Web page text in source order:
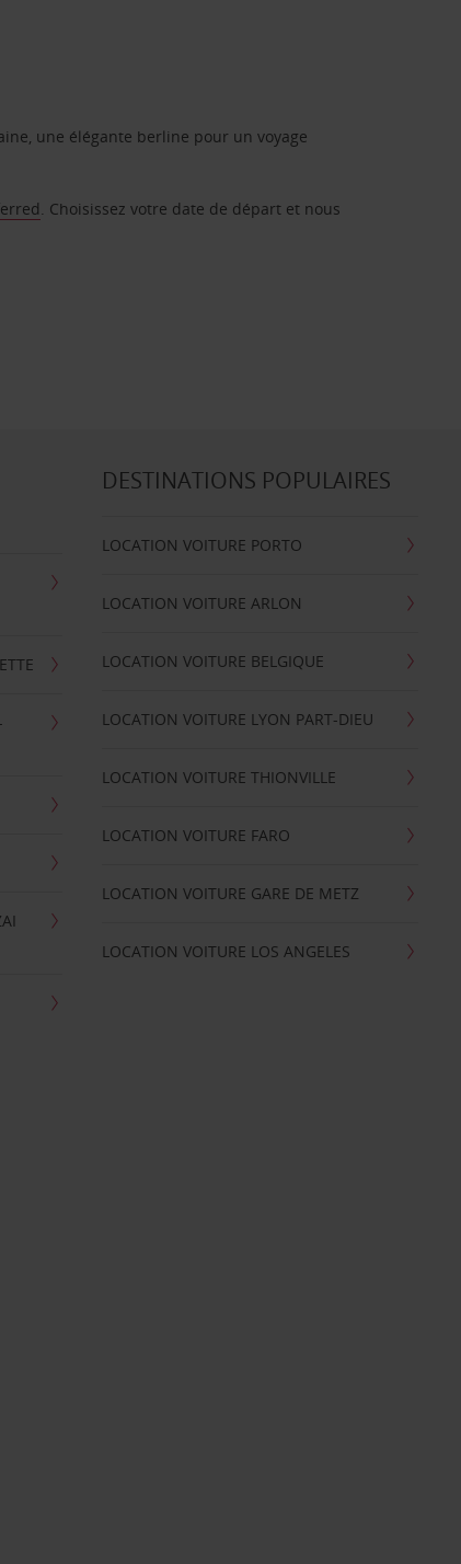
une élégante berline pour un voyage
. Choisissez votre date de départ et nous
DESTINATIONS POPULAIRES
LOCATION VOITURE PORTO
LOCATION VOITURE ARLON
LOCATION VOITURE BELGIQUE
LOCATION VOITURE LYON PART-DIEU
LOCATION VOITURE THIONVILLE
LOCATION VOITURE FARO
LOCATION VOITURE GARE DE METZ
LOCATION VOITURE LOS ANGELES